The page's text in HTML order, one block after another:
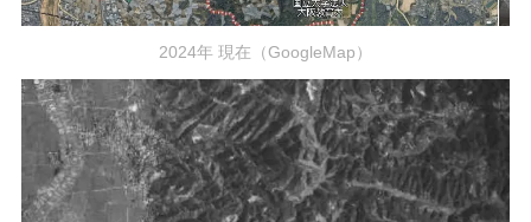
2024年 現在（GoogleMap）